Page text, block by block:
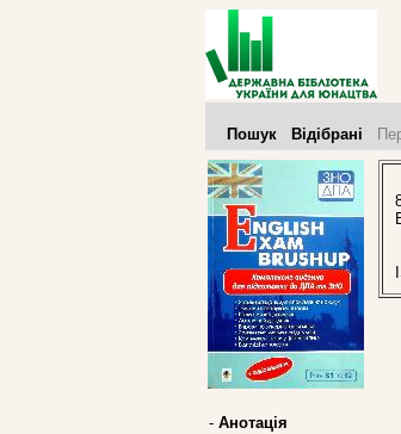
Пошук Відібрані
- Анотація